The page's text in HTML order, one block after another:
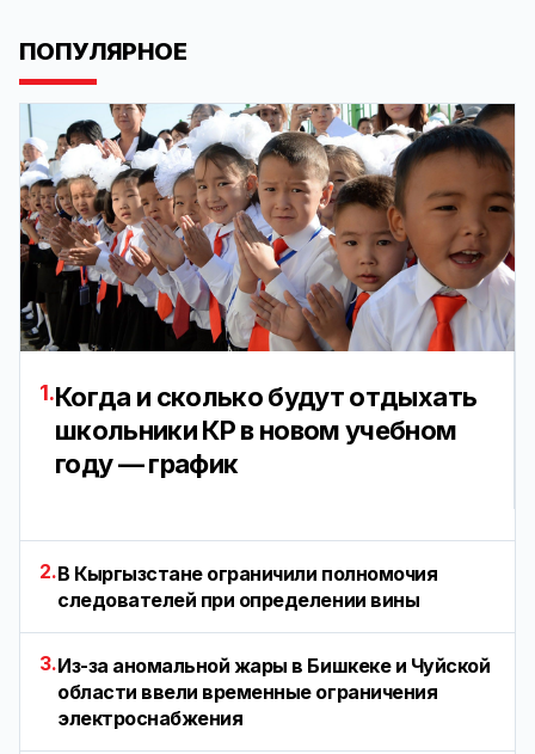
ПОПУЛЯРНОЕ
1.Когда и сколько будут отдыхать
школьники КР в новом учебном
году — график
2.В Кыргызстане ограничили полномочия
следователей при определении вины
3.Из-за аномальной жары в Бишкеке и Чуйской
области ввели временные ограничения
электроснабжения